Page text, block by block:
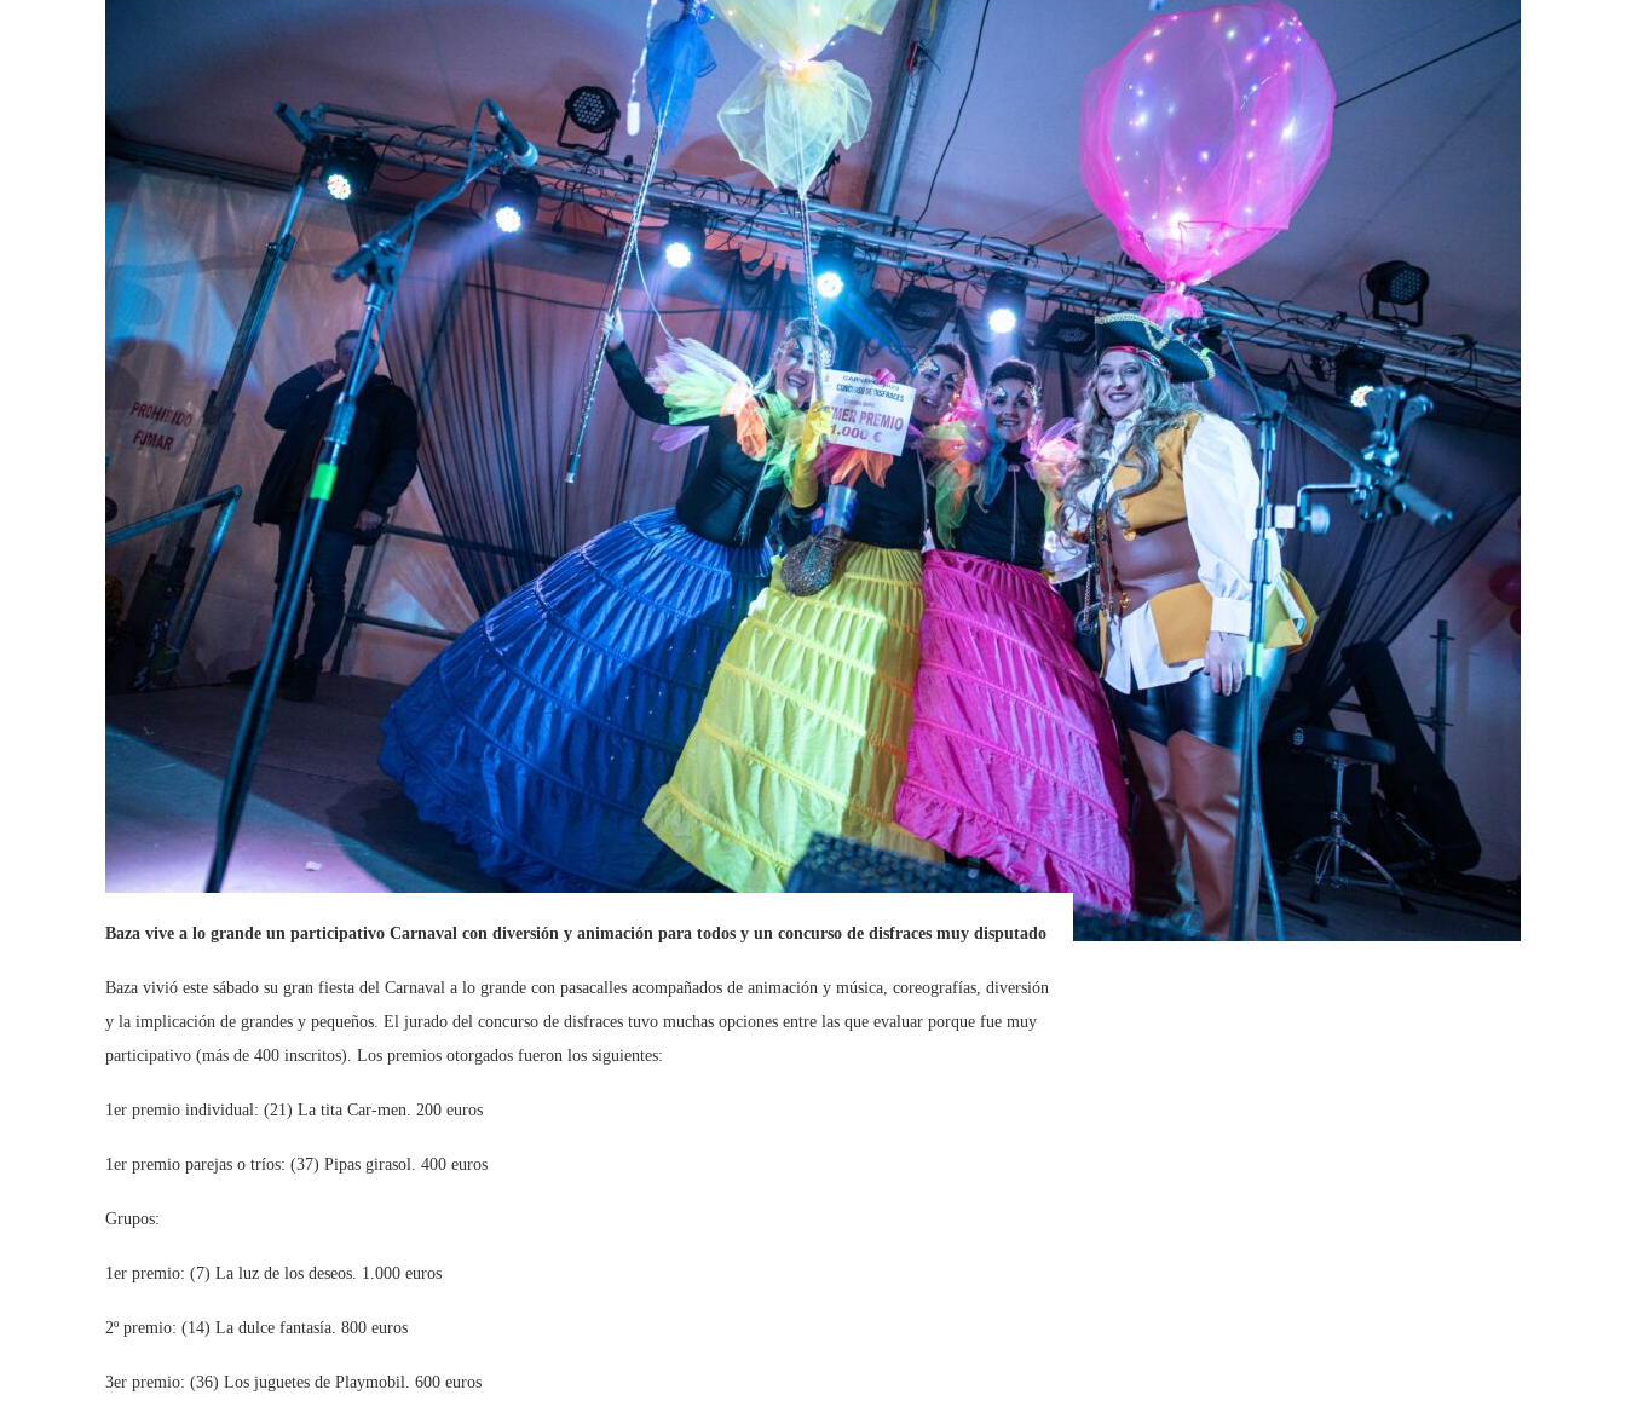
Baza vive a lo grande un participativo Carnaval con diversión y animación para todos y un concurso de disfraces muy disputado
Baza vivió este sábado su gran fiesta del Carnaval a lo grande con pasacalles acompañados de animación y música, coreografías, diversión
y la implicación de grandes y pequeños. El jurado del concurso de disfraces tuvo muchas opciones entre las que evaluar porque fue muy
participativo (más de 400 inscritos). Los premios otorgados fueron los siguientes:
1er premio individual: (21) La tita Car-men. 200 euros
1er premio parejas o tríos: (37) Pipas girasol. 400 euros
Grupos:
1er premio: (7) La luz de los deseos. 1.000 euros
2º premio: (14) La dulce fantasía. 800 euros
3er premio: (36) Los juguetes de Playmobil. 600 euros